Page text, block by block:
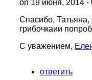
on 19 июня, 2014 -
Спасибо, Татьяна,
грибочкаии
С уважением,
ответить